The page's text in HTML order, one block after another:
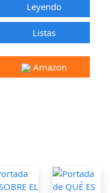
Leyendo
Listas
Amazon